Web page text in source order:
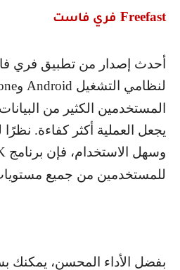
Freefast فري فاست
لنظامي التشغيل Android و
المستخدمين الكثير من البيانات
يجعل العملية أكثر كفاءة. نظرًا
وسهل الاستخدام، فإن برنامج
للمستخدمين من جميع
بفضل الأداء المحسن، يمكنك